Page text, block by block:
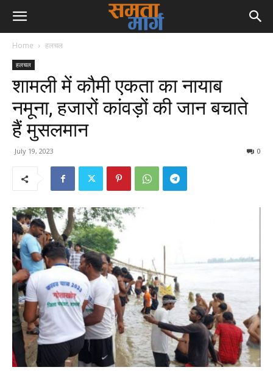
Home हलचल
हलचल
शामली में कौमी एकता का नायाब
नमूना, हजारों कांवड़ों की जान बचाते
हैं मुसलमान
July 19, 2023 0